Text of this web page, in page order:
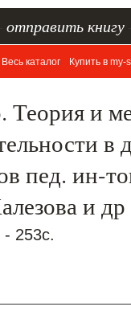
отправить книгу
Весь каталог Купить в my-
и
в
пед. ин-
и др
253с.